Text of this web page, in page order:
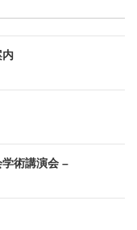
内
術講演会 –